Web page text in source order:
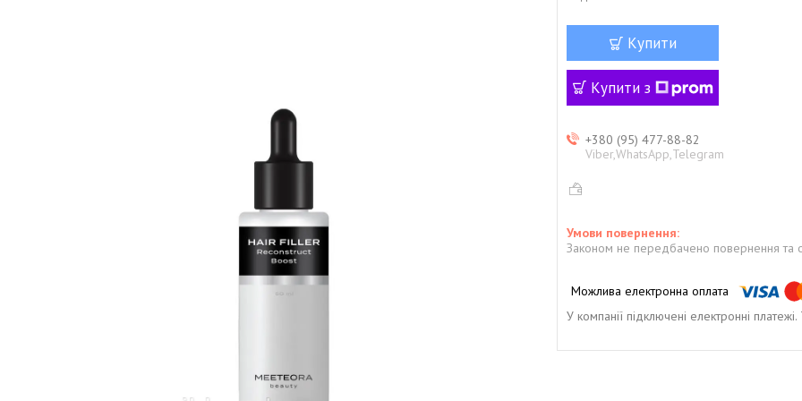
Купити
Купити з
+380 (95) 477-88-82
Viber,WhatsApp,Telegram
Законом не передбачено повернення та
У компанії підключені електронні